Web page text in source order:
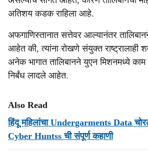
अतिशय कडक राहिला आहे.
अफगाणिस्तानात सत्तेवर आल्यानंतर
आहेत की, त्यांना रोखणे संयुक्त राष्ट्रालाही
अनेक भागात तालिबानने युएन मिशनमध्ये काम
निर्बंध लादले आहेत.
Also Read
हिंदू महिलांचा Undergarments Data
Cyber Huntss ची संपूर्ण कहाणी